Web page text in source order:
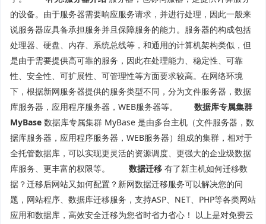
的设备。由于服务器需要响应服务请求，并进行处理，因此一般来
说服务器应具备承担服务并且保障服务的能力。服务器的构成包括
处理器、硬盘、内存、系统总线等，和通用的计算机架构类似，但
是由于需要提供高可靠的服务，因此在处理能力、稳定性、可靠
性、安全性、可扩展性、可管理性等方面要求较高。在网络环境
下，根据新网服务器提供的服务类型不同，分为文件服务器，数据
库服务器，应用程序服务器，WEB服务器等。
数据库专属集群
MyBase 数据库专属集群 MyBase 是由多台主机（文件服务器，数
据库服务器，应用程序服务器，WEB服务器）组成的集群，相对于
全托管数据库，可以实现更灵活的资源调度、更强大的企业级数据
库服务、更丰富的权限等。
数据迁移 有了新主机如何迁移数
据？迁移后网站又如何配置？新网数据迁移服务可以解决您的问
题，网站程序、数据库迁移服务，支持ASP、NET、PHP等各类网站
应用和数据库，高效安全迁移为您省时省力省心！ 以上是对免费云